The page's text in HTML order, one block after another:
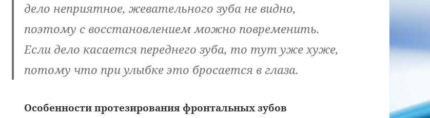
дело неприятное, жевательного зуба не видно,
поэтому с восстановлением можно повременить.
Если дело касается переднего зуба, то тут уже хуже,
потому что при улыбке это бросается в глаза.
Особенности протезирования фронтальных зубов